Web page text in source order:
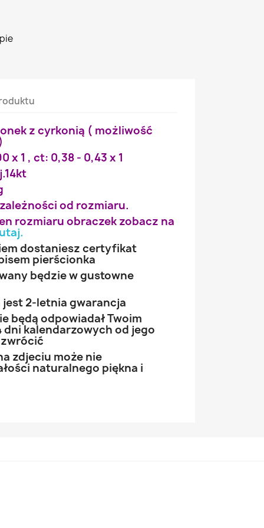
z cyrkonią ( możliwość
x 1 , ct: 0,38 - 0,43 x 1
od rozmiaru.
rozmiaru obraczek zobacz na
.
dostaniesz certyfikat
pierścionka
będzie w gustowne
2-letnia gwarancja
będą odpowiadał Twoim
dni kalendarzowych od jego
zdjeciu może nie
naturalnego piękna i